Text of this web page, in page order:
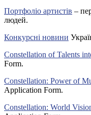
Портфоліо артистів –
людей.
Конкурсні новини
Constellation of Talents
Form.
Constellation: Power of
Application Form.
Constellation: World